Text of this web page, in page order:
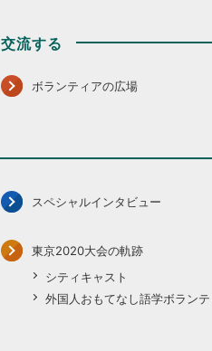
交流する
ボランティアの広場
スペシャルインタビュー
東京2020大会の軌跡
シティキャスト
外国人おもてなし語学ボラン